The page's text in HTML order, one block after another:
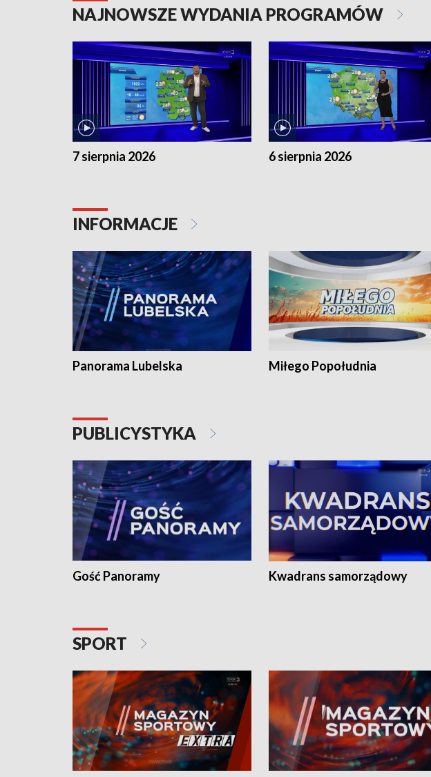
NAJNOWSZE WYDANIA PROGRAMÓW
7 sierpnia 2026 6 sierpnia 2026
INFORMACJE
Panorama Lubelska Miłego Popołudnia
PUBLICYSTYKA
Gość Panoramy Kwadrans samorządowy
SPORT